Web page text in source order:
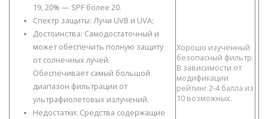
19, 20% — SPF более 20.
Спектр защиты: Лучи UVB и UVA;
Достоинства: Самодостаточный и
может обеспечить полную защиту
от солнечных лучей.
Обеспечивает самый большой
диапазон фильтрации от
ультрафиолетовых излучений.
Недостатки: Средства содержащие
Хорошо изученный
безопасный фильтр.
В зависимости от
модификации
рейтинг 2-4 балла из
10 возможных.